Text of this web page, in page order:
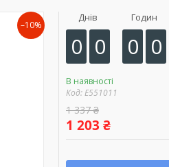
–10%
Днів
0 0
Годин
0 0
В наявності
Код:E551011
1 337 ₴
1 203 ₴